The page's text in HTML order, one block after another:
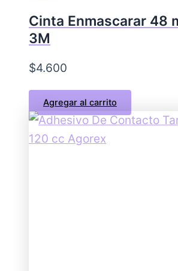
Cinta Enmascarar 48
3M
$4.600
Agregar al carrito